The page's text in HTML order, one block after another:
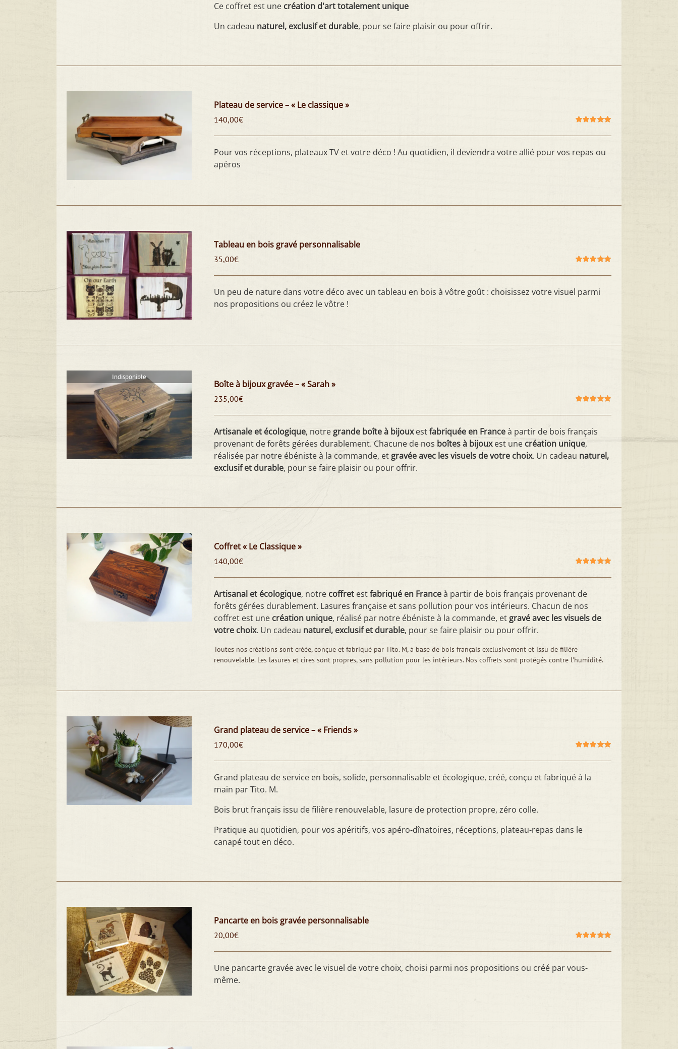
Ce coffret est une création d'art totalement unique
Un cadeau naturel, exclusif et durable, pour se faire plaisir ou pour offrir.
Plateau de service – « Le classique »
5
140,00€
Pour vos réceptions, plateaux TV et votre déco ! Au quotidien, il deviendra votre allié pour vos repas ou
apéros
Tableau en bois gravé personnalisable
5
35,00€
Un peu de nature dans votre déco avec un tableau en bois à vôtre goût : choisissez votre visuel parmi
nos propositions ou créez le vôtre !
Indisponible
Boîte à bijoux gravée – « Sarah »
5
235,00€
Artisanale et écologique, notre grande boîte à bijouxestfabriquée en Franceà partir de bois français
provenant de forêts gérées durablement. Chacune de nos boîtes à bijouxest une création unique,
réalisée par notre ébéniste à la commande, et gravée avec les visuels de votre choix. Un cadeau naturel,
exclusif et durable, pour se faire plaisir ou pour offrir.
Coffret « Le Classique »
5
140,00€
Artisanal et écologique, notre coffret estfabriqué en Franceà partir de bois français provenant de
forêts gérées durablement. Lasures française et sans pollution pour vos intérieurs. Chacun de nos
coffret est une création unique, réalisé par notre ébéniste à la commande, et gravé avec les visuels de
votre choix. Un cadeau naturel, exclusif et durable, pour se faire plaisir ou pour offrir.
Toutes nos créations sont créée, conçue et fabriqué par Tito. M, à base de bois français exclusivement et issu de filière
renouvelable. Les lasures et cires sont propres, sans pollution pour les intérieurs. Nos coffrets sont protégés contre l'humidité.
Grand plateau de service – « Friends »
5
170,00€
Grand plateau de service en bois, solide, personnalisable et écologique, créé, conçu et fabriqué à la
main par Tito. M.
Bois brut français issu de filière renouvelable, lasure de protection propre, zéro colle.
Pratique au quotidien, pour vos apéritifs, vos apéro-dînatoires, réceptions, plateau-repas dans le
canapé tout en déco.
Pancarte en bois gravée personnalisable
5
20,00€
Une pancarte gravée avec le visuel de votre choix, choisi parmi nos propositions ou créé par vous-
même.